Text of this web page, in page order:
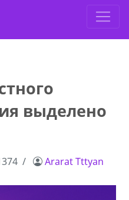
выделено
Ararat Tttyan